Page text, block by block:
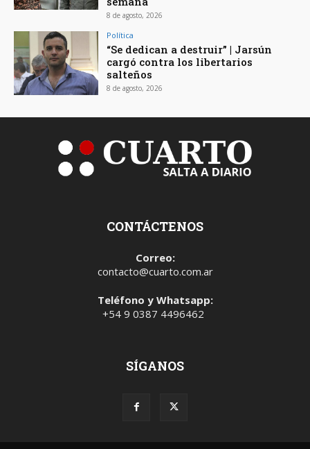
8 de agosto, 2026
Política
“Se dedican a destruir” | Jarsún
cargó contra los libertarios
salteños
8 de agosto, 2026
CONTÁCTENOS
Correo:
contacto@cuarto.com.ar
Teléfono y Whatsapp:
+54 9 0387 4496462
SÍGANOS